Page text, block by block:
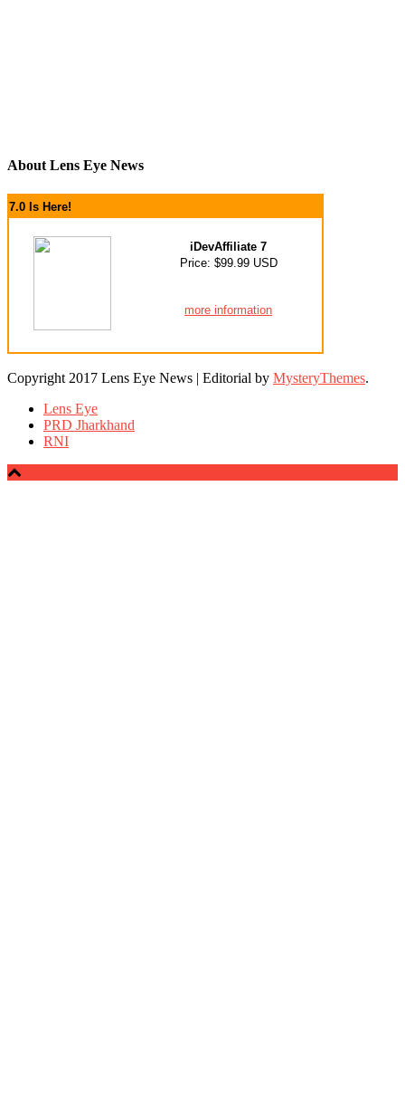
About Lens Eye News
7.0 Is Here!
iDevAffiliate 7
Price: $99.99 USD
more information
Copyright 2017 Lens Eye News | Editorial by MysteryThemes.
Lens Eye
PRD Jharkhand
RNI